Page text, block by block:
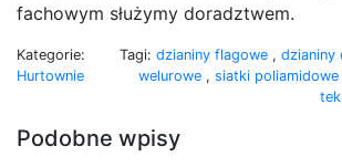
fachowym służymy doradztwem.
Kategorie:
Hurtownie
Tagi: dzianiny flagowe , dzianiny
welurowe , siatki poliamidowe
Podobne wpisy